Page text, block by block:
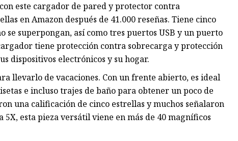
este cargador de pared y protector contra
en Amazon después de 41.000 reseñas. Tiene cinco
se superpongan, así como tres puertos USB y un puerto
tiene protección contra sobrecarga y protección
dispositivos electrónicos y su hogar.
llevarlo de vacaciones. Con un frente abierto, es ideal
e incluso trajes de baño para obtener un poco de
una calificación de cinco estrellas y muchos señalaron
esta pieza versátil viene en más de 40 magníficos